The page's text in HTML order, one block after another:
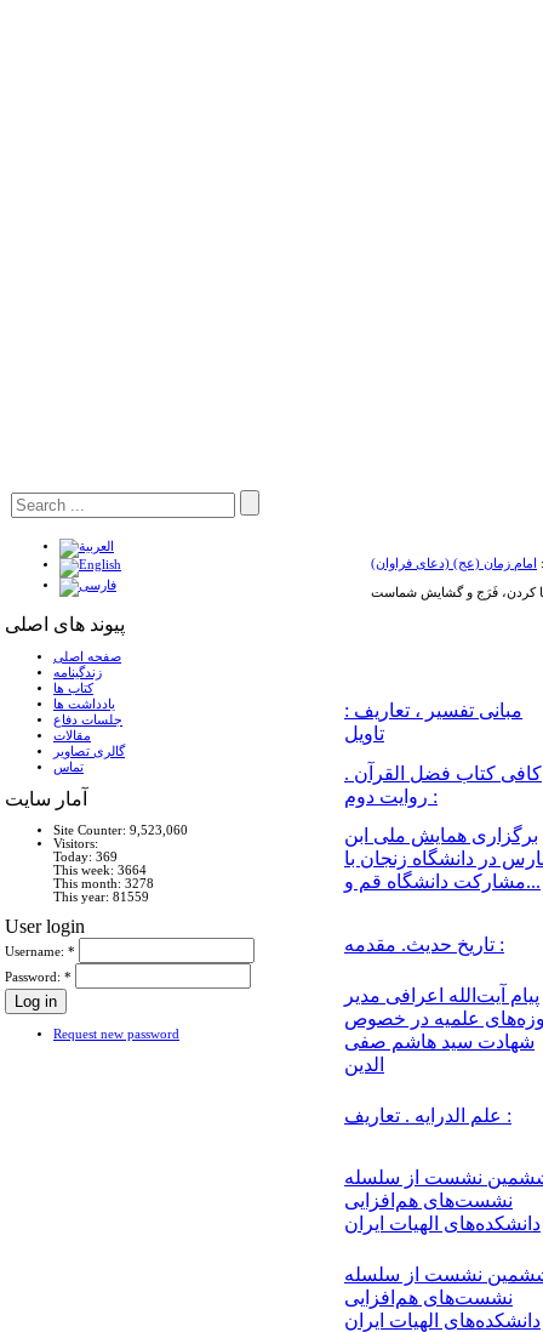
امام زمان (عج) (دعای فراوان) :
پیوند های اصلی
صفحه اصلی
زندگینامه
کتاب ها
يادداشت ها
جلسات دفاع
مقالات
گالری تصاویر
تماس
آمار سايت
Site Counter: 9,523,060
Visitors:
Today: 369
This week: 3664
This month: 3278
This year: 81559
User login
Username: *
Password: *
Request new password
مبانی تفسیر ، تعاریف :
تاویل
کافی کتاب فضل القرآن .
روایت دوم :
برگزاری همایش ملی ابن
در دانشگاه زنجان با
مشارکت دانشگاه قم و...
تاریخ حدیث. مقدمه :
پیام آیت‌الله اعرافی مدیر
علمیه در خصوص
شهادت سید هاشم صفی
الدین
علم الدرايه . تعاریف :
نشست از سلسله
نشست‌های هم‌افزایی
دانشکده‌های الهیات ایران
نشست از سلسله
نشست‌های هم‌افزایی
دانشکده‌های الهیات ایران